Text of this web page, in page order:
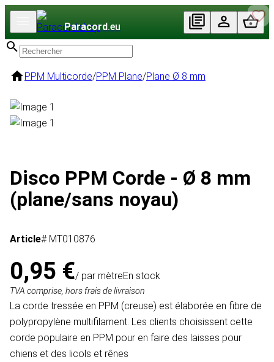
Paracord.eu
PPM Multicorde/PPM Plane/Plane Ø 8 mm
Disco PPM Corde - Ø 8 mm
(plane/sans noyau)
Article# MT010876
0,95 €/ par mètreEn stock
TVA comprise, hors frais de livraison
La corde tressée en PPM (creuse) est élaborée en fibre de
polypropylène multifilament. Les clients choisissent cette
corde populaire en PPM pour en faire des laisses pour
chiens et des licols et rênes